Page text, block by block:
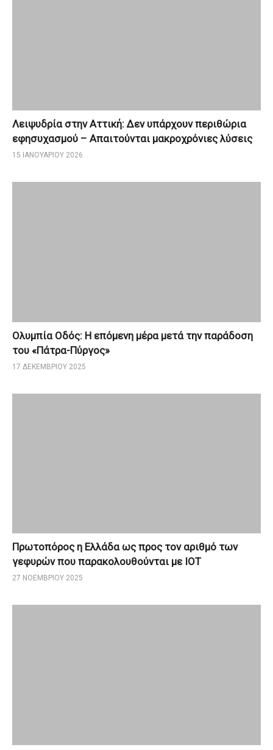
Λειψυδρία στην Αττική: Δεν υπάρχουν περιθώρια
εφησυχασμού – Απαιτούνται μακροχρόνιες λύσεις
15 ΙΑΝΟΥΑΡΊΟΥ 2026
Ολυμπία Οδός: Η επόμενη μέρα μετά την παράδοση
του «Πάτρα-Πύργος»
17 ΔΕΚΕΜΒΡΊΟΥ 2025
Πρωτοπόρος η Ελλάδα ως προς τον αριθμό των
γεφυρών που παρακολουθούνται με ΙΟΤ
27 ΝΟΕΜΒΡΊΟΥ 2025